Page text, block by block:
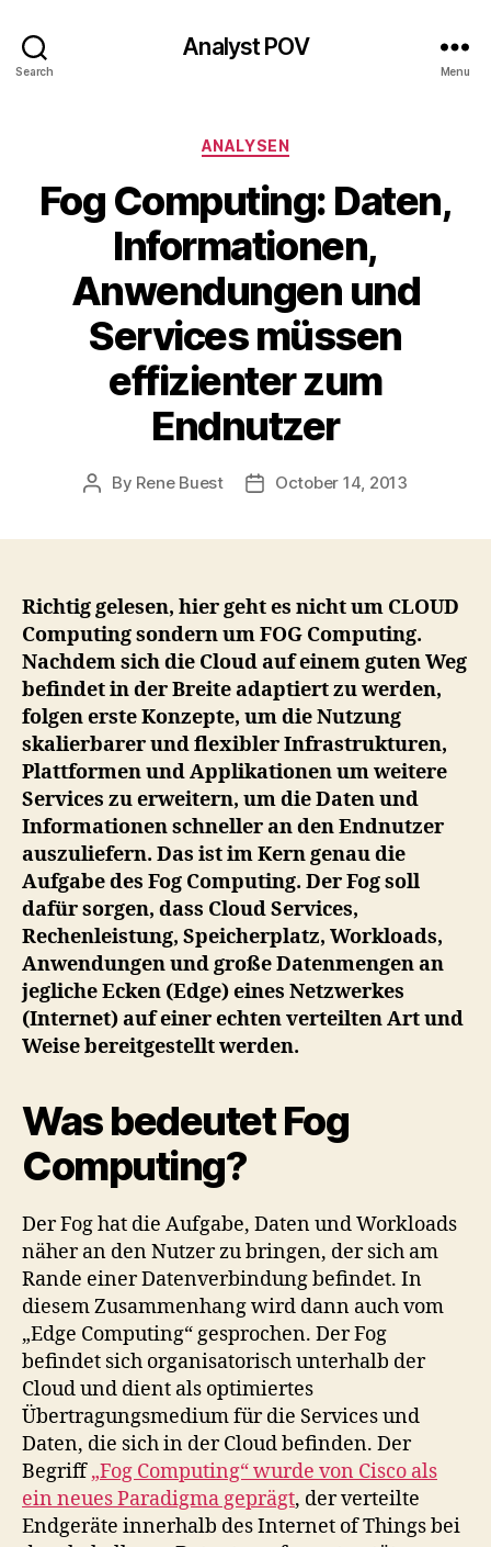
Search
Analyst POV
Menu
Categories
ANALYSEN
Fog Computing: Daten,
Informationen,
Anwendungen und
Services müssen
effizienter zum
Endnutzer
Post
By Rene Buest
PostOctober 14, 2013
Richtig gelesen, hier geht es nicht um CLOUD
Computing sondern um FOG Computing.
Nachdem sich die Cloud auf einem guten Weg
befindet in der Breite adaptiert zu werden,
folgen erste Konzepte, um die Nutzung
skalierbarer und flexibler Infrastrukturen,
Plattformen und Applikationen um weitere
Services zu erweitern, um die Daten und
Informationen schneller an den Endnutzer
auszuliefern. Das ist im Kern genau die
Aufgabe des Fog Computing. Der Fog soll
dafür sorgen, dass Cloud Services,
Rechenleistung, Speicherplatz, Workloads,
Anwendungen und große Datenmengen an
jegliche Ecken (Edge) eines Netzwerkes
(Internet) auf einer echten verteilten Art und
Weise bereitgestellt werden.
Was bedeutet Fog
Computing?
Der Fog hat die Aufgabe, Daten und Workloads
näher an den Nutzer zu bringen, der sich am
Rande einer Datenverbindung befindet. In
diesem Zusammenhang wird dann auch vom
„Edge Computing“ gesprochen. Der Fog
befindet sich organisatorisch unterhalb der
Cloud und dient als optimiertes
Übertragungsmedium für die Services und
Daten, die sich in der Cloud befinden. Der
Begriff„Fog Computing“ wurde von Cisco als
ein neues Paradigma geprägt, der verteilte
Endgeräte innerhalb des Internet of Things bei